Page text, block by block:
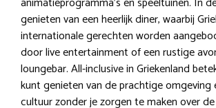
genieten van een heerlijk diner, waarbij
internationale gerechten worden
door live entertainment of een rustige
loungebar. All-inclusive in Griekenland
kunt genieten van de prachtige omgeving
cultuur zonder je zorgen te maken over